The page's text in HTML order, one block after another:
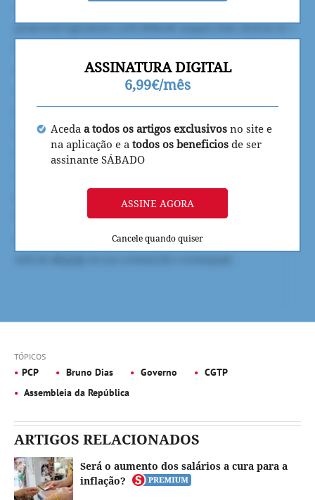
ASSINATURA DIGITAL
6,99€/mês
Aceda a todos os artigos exclusivos no site e
na aplicação e a todos os beneficios de ser
assinante SÁBADO
ASSINE AGORA
Cancele quando quiser
TÓPICOS
PCP Bruno Dias Governo
CGTP
Assembleia da República
ARTIGOS RELACIONADOS
Será o aumento dos salários a cura para a
inflação?